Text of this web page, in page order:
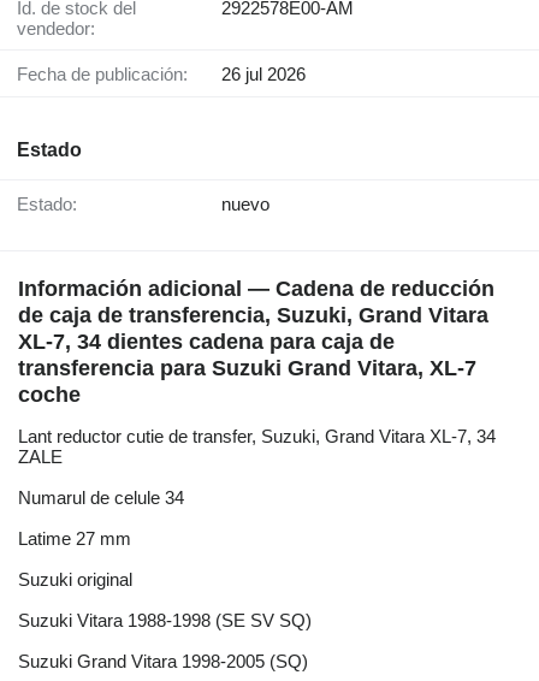
Id. de stock del
vendedor:
2922578E00-AM
Fecha de publicación: 26 jul 2026
Estado
Estado: nuevo
Información adicional — Cadena de reducción
de caja de transferencia, Suzuki, Grand Vitara
XL-7, 34 dientes cadena para caja de
transferencia para Suzuki Grand Vitara, XL-7
coche
Lant reductor cutie de transfer, Suzuki, Grand Vitara XL-7, 34
ZALE
Numarul de celule 34
Latime 27 mm
Suzuki original
Suzuki Vitara 1988-1998 (SE SV SQ)
Suzuki Grand Vitara 1998-2005 (SQ)